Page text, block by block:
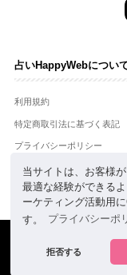
当サイトは、お客様
最適な経験ができる
ーケティング活動用
す。
プライバシーポ
拒否する
占いHappyWebについ
利用規約
特定商取引法に基づく表記
プライバシーポリシー
運営会社
お問合せ
掲載の情報や画像など